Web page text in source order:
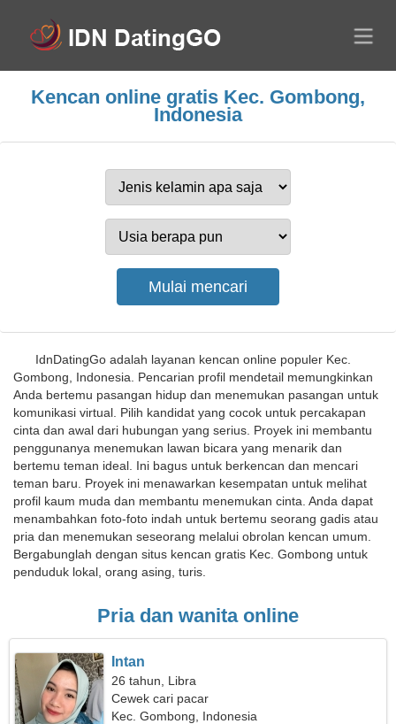
Kencan online gratis Kec. Gombong,
Indonesia
IdnDatingGo adalah layanan kencan online populer Kec.
Gombong, Indonesia. Pencarian profil mendetail memungkinkan
Anda bertemu pasangan hidup dan menemukan pasangan untuk
komunikasi virtual. Pilih kandidat yang cocok untuk percakapan
cinta dan awal dari hubungan yang serius. Proyek ini membantu
penggunanya menemukan lawan bicara yang menarik dan
bertemu teman ideal. Ini bagus untuk berkencan dan mencari
teman baru. Proyek ini menawarkan kesempatan untuk melihat
profil kaum muda dan membantu menemukan cinta. Anda dapat
menambahkan foto-foto indah untuk bertemu seorang gadis atau
pria dan menemukan seseorang melalui obrolan kencan umum.
Bergabunglah dengan situs kencan gratis Kec. Gombong untuk
penduduk lokal, orang asing, turis.
Pria dan wanita online
Intan
26 tahun, Libra
Cewek cari pacar
Kec. Gombong, Indonesia